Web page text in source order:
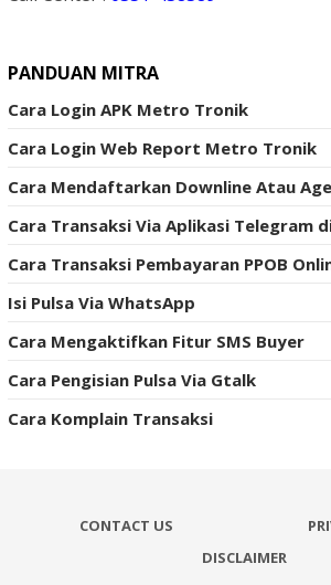
PANDUAN MITRA
Cara Login APK Metro Tronik
Cara Login Web Report Metro Tronik
Cara Mendaftarkan Downline Atau
Cara Transaksi Via Aplikasi Telegram
Cara Transaksi Pembayaran PPOB
Isi Pulsa Via WhatsApp
Cara Mengaktifkan Fitur SMS Buyer
Cara Pengisian Pulsa Via Gtalk
Cara Komplain Transaksi
CONTACT US
DISCLAIMER